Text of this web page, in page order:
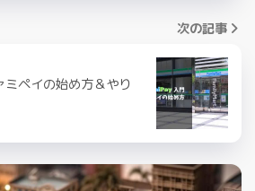
次の記事
ミペイの始め方＆やり